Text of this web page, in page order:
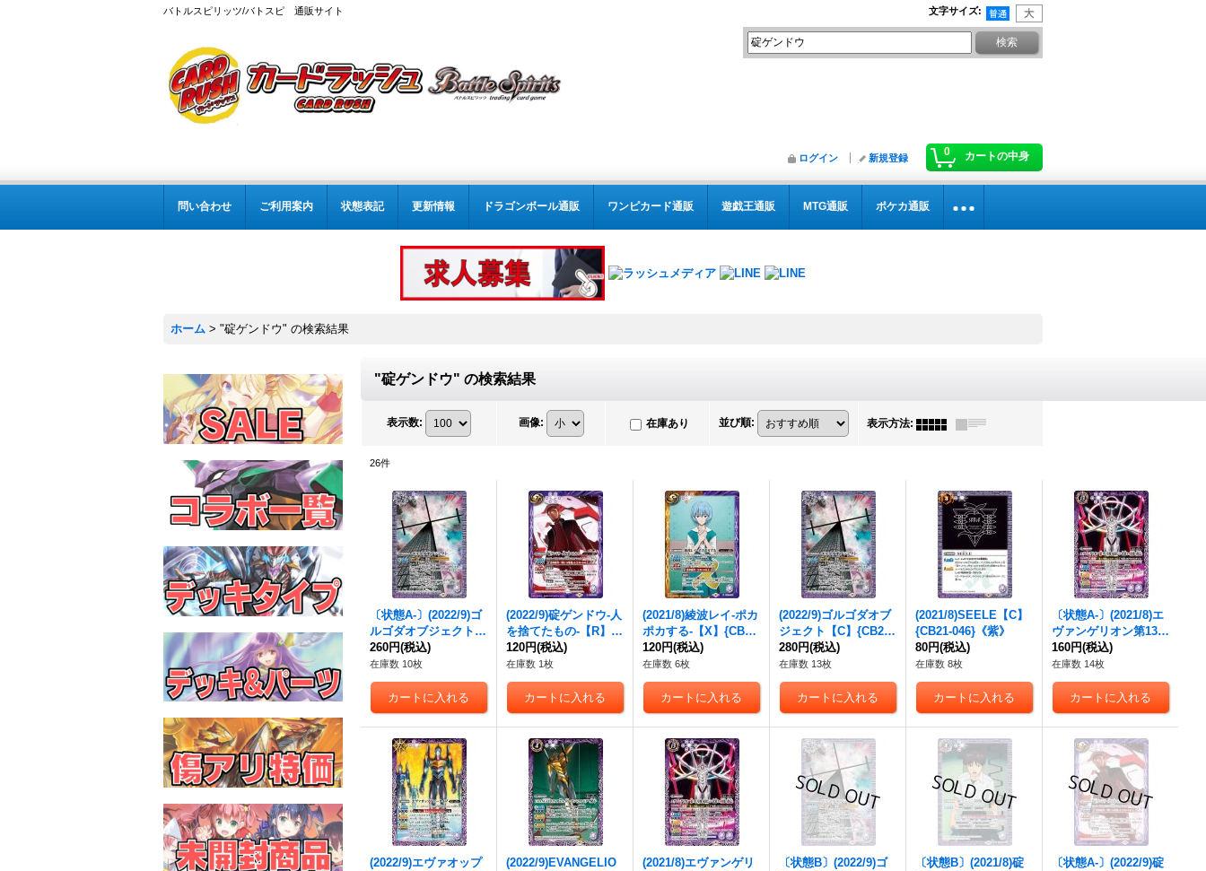
バトルスピリッツ/バトスピ 通販サイト 文字サイズ:
0 カートの中身
ログイン 新規登録
問い合わせ ご利用案内 状態表記 更新情報 ドラゴンボール通販 ワンピカード通販 遊戯王通販 MTG通販 ポケカ通販
ホーム > "碇ゲンドウ" の検索結果
"碇ゲンドウ" の検索結果
表示数: 画像: 在庫あり 並び順: 表示方法:
26件
〔状態A-〕(2022/9)ゴ
ルゴダオブジェクト
【C】{CB23-043}
《紫》
260円(税込)
在庫数 10枚
(2022/9)碇ゲンドウ-人
を捨てたもの-【R】{C
B23-036}《紫》
120円(税込)
在庫数 1枚
(2021/8)綾波レイ-ポカ
ポカする-【X】{CB21
-X06}《多》
120円(税込)
在庫数 6枚
(2022/9)ゴルゴダオブ
ジェクト【C】{CB23-
043}《紫》
280円(税込)
在庫数 13枚
(2021/8)SEELE【C】
{CB21-046}《紫》
80円(税込)
在庫数 8枚
〔状態A-〕(2021/8)エ
ヴァンゲリオン第13号
機疑似シン化第3+形
態(推定)【R】{CB21-0
23}《紫》
160円(税込)
在庫数 14枚
(2022/9)エヴァオップ
(2022/9)EVANGELIO
(2021/8)エヴァンゲリ
〔状態B〕(2022/9)ゴ
〔状態B〕(2021/8)碇
〔状態A-〕(2022/9)碇